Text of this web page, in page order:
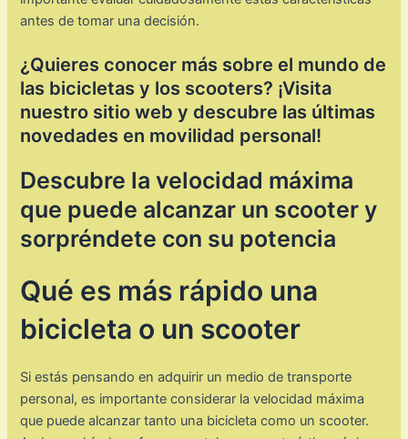
antes de tomar una decisión.
¿Quieres conocer más sobre el mundo de
las bicicletas y los scooters? ¡Visita
nuestro sitio web y descubre las últimas
novedades en movilidad personal!
Descubre la velocidad máxima
que puede alcanzar un scooter y
sorpréndete con su potencia
Qué es más rápido una
bicicleta o un scooter
Si estás pensando en adquirir un medio de transporte
personal, es importante considerar la velocidad máxima
que puede alcanzar tanto una bicicleta como un scooter.